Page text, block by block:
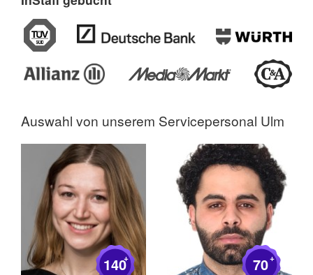
Auswahl von unserem Servicepersonal Ulm
140+ 70+